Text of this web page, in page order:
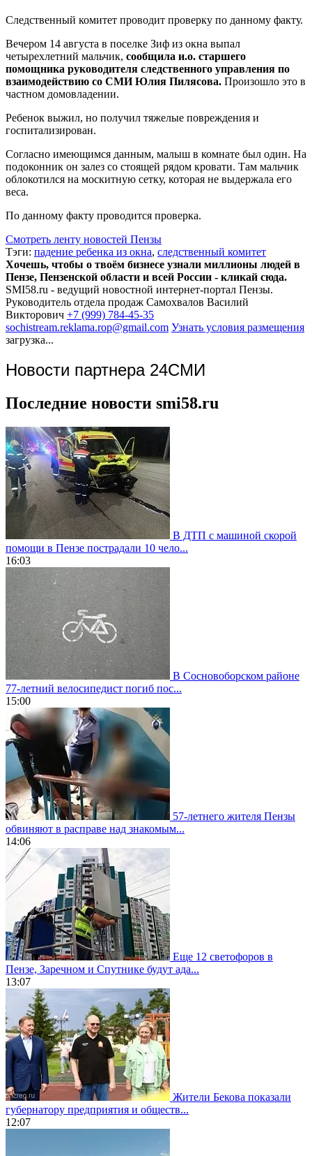
Следственный комитет проводит проверку по данному факту.
Вечером 14 августа в поселке Зиф из окна выпал
четырехлетний мальчик, сообщила и.о. старшего
помощника руководителя следственного управления по
взаимодействию со СМИ Юлия Пилясова. Произошло это в
частном домовладении.
Ребенок выжил, но получил тяжелые повреждения и
госпитализирован.
Согласно имеющимся данным, малыш в комнате был один. На
подоконник он залез со стоящей рядом кровати. Там мальчик
облокотился на москитную сетку, которая не выдержала его
веса.
По данному факту проводится проверка.
Смотреть ленту новостей Пензы
Тэги: падение ребенка из окна, следственный комитет
Хочешь, чтобы о твоём бизнесе узнали миллионы людей в
Пензе, Пензенской области и всей России - кликай сюда.
SMI58.ru - ведущий новостной интернет-портал Пензы.
Руководитель отдела продаж Самохвалов Василий
Викторович +7 (999) 784-45-35
sochistream.reklama.rop@gmail.com Узнать условия размещения
загрузка...
Новости партнера 24СМИ
Последние новости smi58.ru
В ДТП с машиной скорой
помощи в Пензе пострадали 10 чело...
16:03
В Сосновоборском районе
77-летний велосипедист погиб пос...
15:00
57-летнего жителя Пензы
обвиняют в расправе над знакомым...
14:06
Еще 12 светофоров в
Пензе, Заречном и Спутнике будут ада...
13:07
Жители Бекова показали
губернатору предприятия и обществ...
12:07